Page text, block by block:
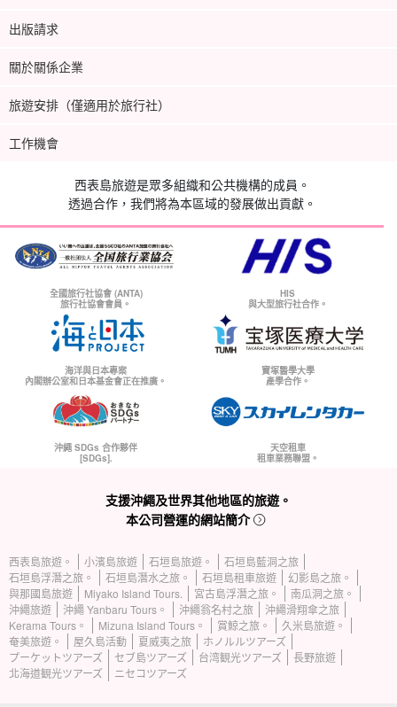
出版請求
關於關係企業
旅遊安排（僅適用於旅行社）
工作機會
西表島旅遊是眾多組織和公共機構的成員。
透過合作，我們將為本區域的發展做出貢獻。
全國旅行社協會 (ANTA)
旅行社協會會員。
HIS
與大型旅行社合作。
海洋與日本專案
內閣辦公室和日本基金會正在推廣。
寶塚醫學大學
產學合作。
沖繩 SDGs 合作夥伴
[SDGs].
天空租車
租車業務聯盟。
支援沖繩及世界其他地區的旅遊。
本公司營運的網站簡介
西表島旅遊。 小濱島旅遊 石垣島旅遊。
石垣島藍洞之旅
石垣島浮潛之旅。
石垣島潛水之旅。 石垣島租車旅遊
幻影島之旅。
與那國島旅遊
Miyako Island Tours. 宮古島浮潛之旅。
南瓜洞之旅。
沖繩旅遊
沖繩 Yanbaru Tours。 沖繩翁名村之旅
沖繩滑翔傘之旅
Kerama Tours。
Mizuna Island Tours。 賞鯨之旅。
久米島旅遊。
奄美旅遊。
屋久島活動 夏威夷之旅
ホノルルツアーズ
プーケットツアーズ
セブ島ツアーズ 台湾観光ツアーズ
長野旅遊
北海道観光ツアーズ
ニセコツアーズ